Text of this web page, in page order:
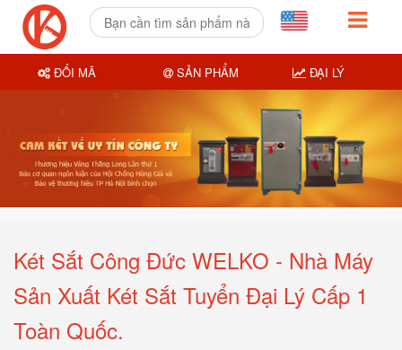
Két Sắt Công Đức WELKO - Nhà Máy
Sản Xuất Két Sắt Tuyển Đại Lý Cấp 1
Toàn Quốc.
ĐỔI MÃ SẢN PHẨM ĐẠI LÝ